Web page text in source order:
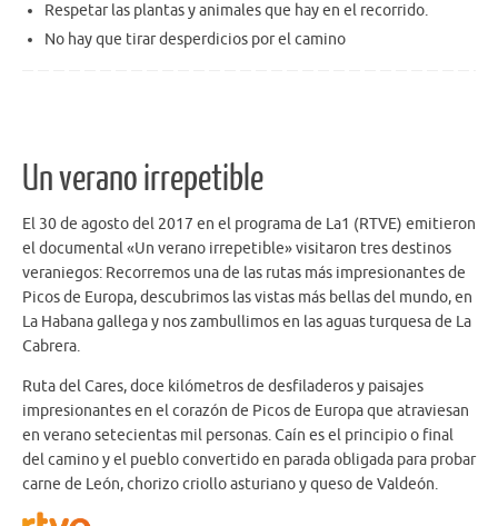
Respetar las plantas y animales que hay en el recorrido.
No hay que tirar desperdicios por el camino
Un verano irrepetible
El 30 de agosto del 2017 en el programa de La1 (RTVE) emitieron
el documental «Un verano irrepetible» visitaron tres destinos
veraniegos: Recorremos una de las rutas más impresionantes de
Picos de Europa, descubrimos las vistas más bellas del mundo, en
La Habana gallega y nos zambullimos en las aguas turquesa de La
Cabrera.
Ruta del Cares, doce kilómetros de desfiladeros y paisajes
impresionantes en el corazón de Picos de Europa que atraviesan
en verano setecientas mil personas. Caín es el principio o final
del camino y el pueblo convertido en parada obligada para probar
carne de León, chorizo criollo asturiano y queso de Valdeón.